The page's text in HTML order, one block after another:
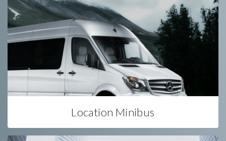
Location Minibus